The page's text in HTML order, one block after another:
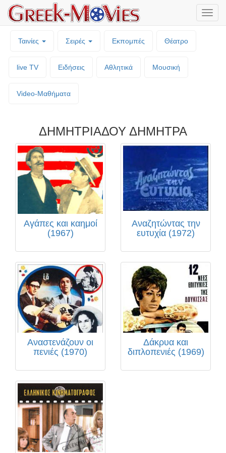
Ταινίες Σειρές Εκπομπές Θέατρο
live TV Ειδήσεις Αθλητικά Μουσική
Video-Mαθήματα
ΔΗΜΗΤΡΙΑΔΟΥ ΔΗΜΗΤΡΑ
Αγάπες και καημοί
(1967)
Αναζητώντας την
ευτυχία (1972)
Αναστενάζουν οι
πενιές (1970)
Δάκρυα και
διπλοπενιές (1969)